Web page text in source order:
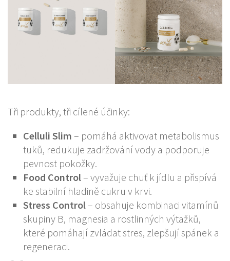
Tři produkty, tři cílené účinky:
Celluli Slim – pomáhá aktivovat metabolismus
tuků, redukuje zadržování vody a podporuje
pevnost pokožky.
Food Control– vyvažuje chuť k jídlu a přispívá
ke stabilní hladině cukru v krvi.
Stress Control– obsahuje kombinaci vitamínů
skupiny B, magnesia a rostlinných výtažků,
které pomáhají zvládat stres, zlepšují spánek a
regeneraci.